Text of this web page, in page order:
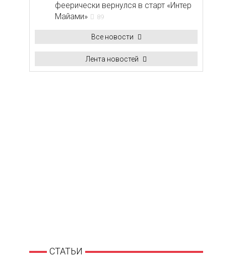
феерически вернулся в старт «Интер
Майами»
89
Все новости
Лента новостей
СТАТЬИ